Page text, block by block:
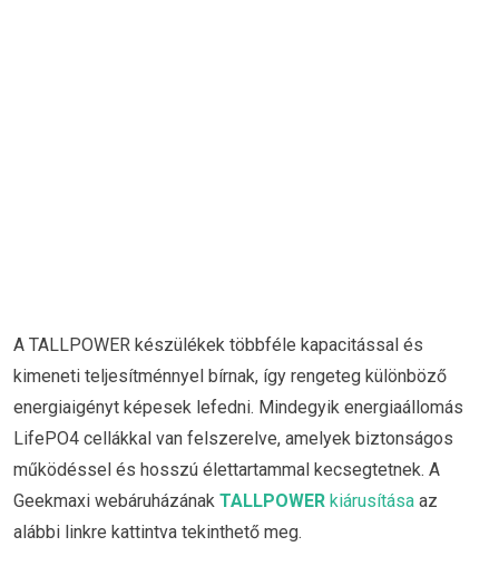
A TALLPOWER készülékek többféle kapacitással és
kimeneti teljesítménnyel bírnak, így rengeteg különböző
energiaigényt képesek lefedni. Mindegyik energiaállomás
LifePO4 cellákkal van felszerelve, amelyek biztonságos
működéssel és hosszú élettartammal kecsegtetnek. A
Geekmaxi webáruházának TALLPOWER kiárusítása az
alábbi linkre kattintva tekinthető meg.